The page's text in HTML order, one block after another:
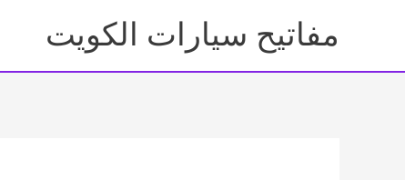
مفاتيح سيارات الكويت